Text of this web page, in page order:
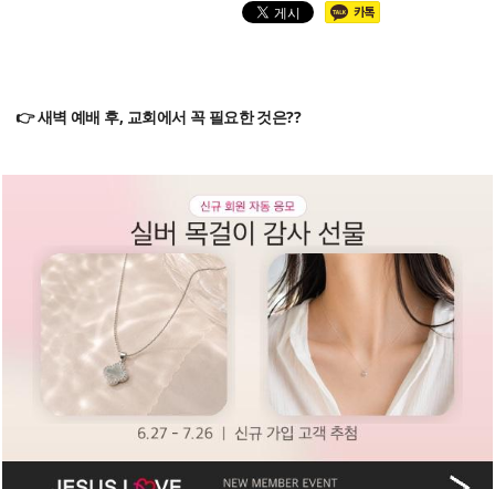
👉 새벽 예배 후, 교회에서 꼭 필요한 것은??